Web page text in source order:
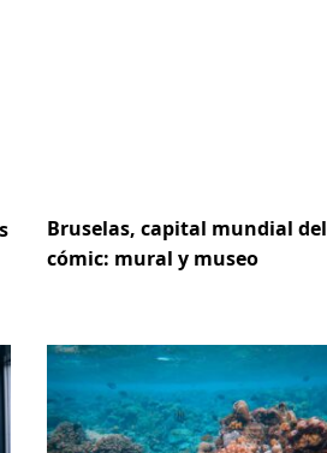
Bruselas, capital mundial del
cómic: mural y museo